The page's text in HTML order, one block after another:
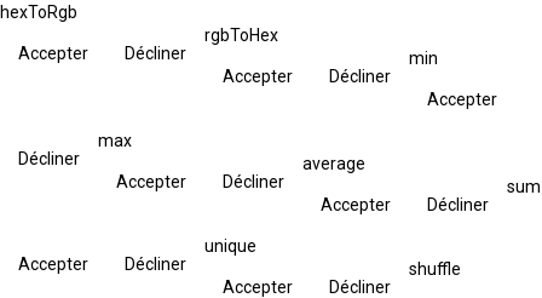
hexToRgb
Accepter Décliner
rgbToHex
Accepter Décliner
min
Accepter
Décliner
max
Accepter Décliner
average
Accepter Décliner
sum
Accepter Décliner
unique
Accepter Décliner
shuffle